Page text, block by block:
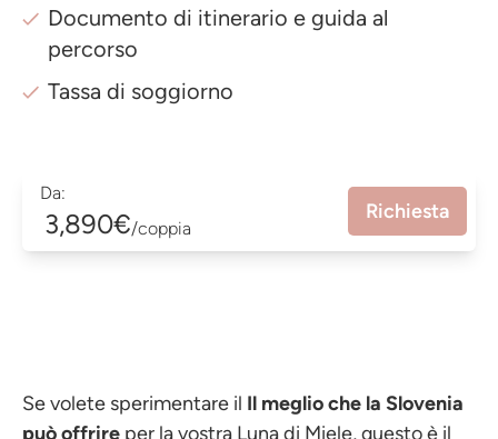
Documento di itinerario e guida al
percorso
Tassa di soggiorno
Da:
3,890€/coppia
Richiesta
Se volete sperimentare il Il meglio che la Slovenia
può offrire per la vostra Luna di Miele, questo è il